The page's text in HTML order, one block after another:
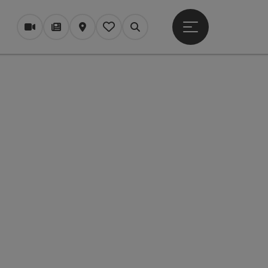
WebcamsTijdschrift/Blog
KaartMijn notitieblok
Zoek op
Startmenu openen